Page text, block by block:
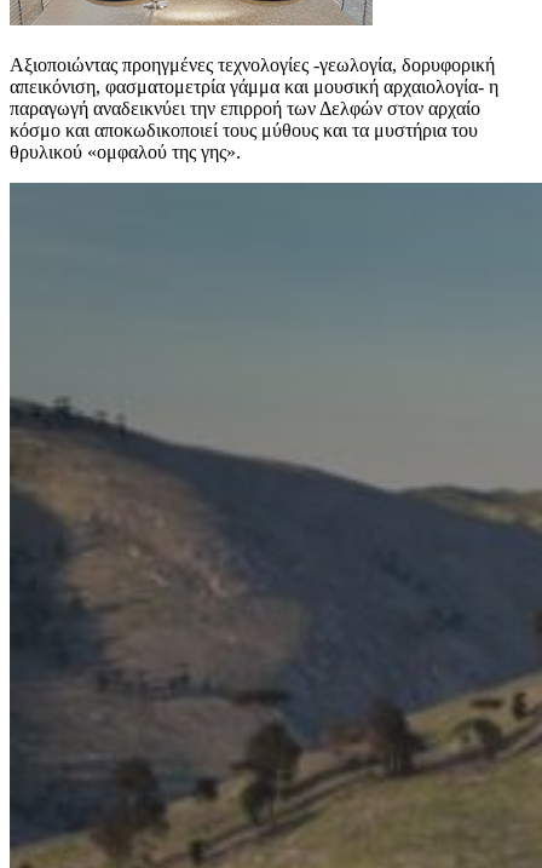
Αξιοποιώντας προηγμένες τεχνολογίες -γεωλογία, δορυφορική
απεικόνιση, φασματομετρία γάμμα και μουσική αρχαιολογία- η
παραγωγή αναδεικνύει την επιρροή των Δελφών στον αρχαίο
κόσμο και αποκωδικοποιεί τους μύθους και τα μυστήρια του
θρυλικού «ομφαλού της γης».